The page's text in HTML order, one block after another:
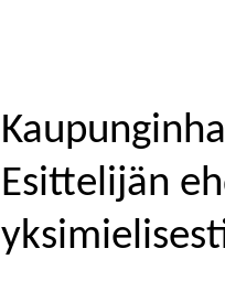
Esittelijän